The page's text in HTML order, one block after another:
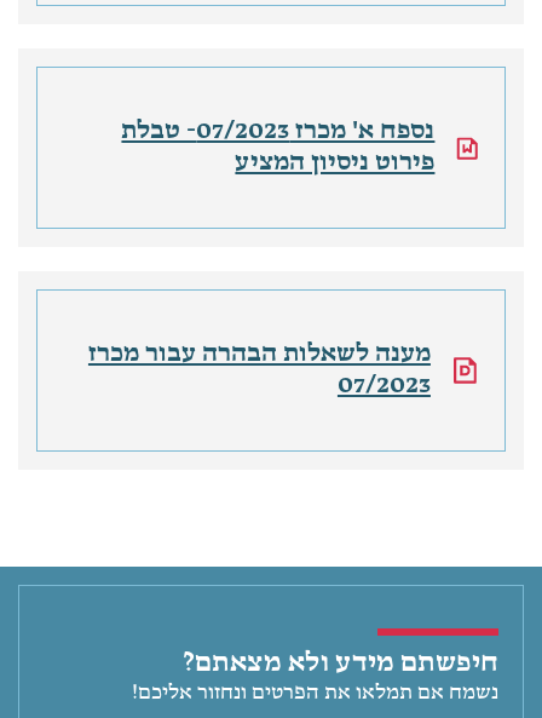
נספח א' מכרז 07/2023- טבלת
פירוט ניסיון המציע
מענה לשאלות הבהרה עבור מכרז
07/2023
חיפשתם מידע ולא מצאתם?
נשמח אם תמלאו את הפרטים ונחזור אליכם!